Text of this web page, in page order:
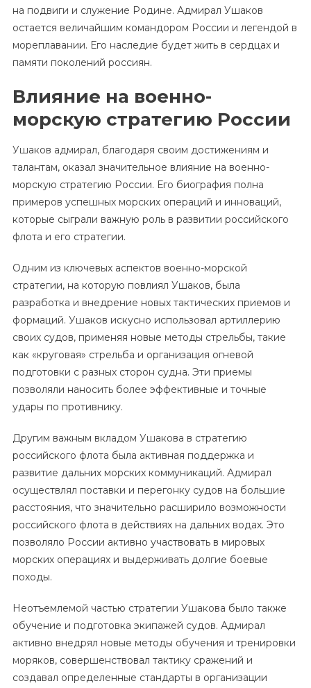
на подвиги и служение Родине. Адмирал Ушаков
остается величайшим командором России и легендой в
мореплавании. Его наследие будет жить в сердцах и
памяти поколений россиян.
Влияние на военно-
морскую стратегию России
Ушаков адмирал, благодаря своим достижениям и
талантам, оказал значительное влияние на военно-
морскую стратегию России. Его биография полна
примеров успешных морских операций и инноваций,
которые сыграли важную роль в развитии российского
флота и его стратегии.
Одним из ключевых аспектов военно-морской
стратегии, на которую повлиял Ушаков, была
разработка и внедрение новых тактических приемов и
формаций. Ушаков искусно использовал артиллерию
своих судов, применяя новые методы стрельбы, такие
как «круговая» стрельба и организация огневой
подготовки с разных сторон судна. Эти приемы
позволяли наносить более эффективные и точные
удары по противнику.
Другим важным вкладом Ушакова в стратегию
российского флота была активная поддержка и
развитие дальних морских коммуникаций. Адмирал
осуществлял поставки и перегонку судов на большие
расстояния, что значительно расширило возможности
российского флота в действиях на дальних водах. Это
позволяло России активно участвовать в мировых
морских операциях и выдерживать долгие боевые
походы.
Неотъемлемой частью стратегии Ушакова было также
обучение и подготовка экипажей судов. Адмирал
активно внедрял новые методы обучения и тренировки
моряков, совершенствовал тактику сражений и
создавал определенные стандарты в организации